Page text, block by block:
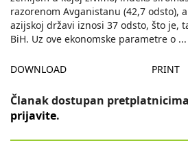
razorenom Avganistanu (42,7 odsto),
azijskoj državi iznosi 37 odsto, što je,
BiH. Uz ove ekonomske parametre o ...
DOWNLOAD PRINT
Članak dostupan
prijavite.